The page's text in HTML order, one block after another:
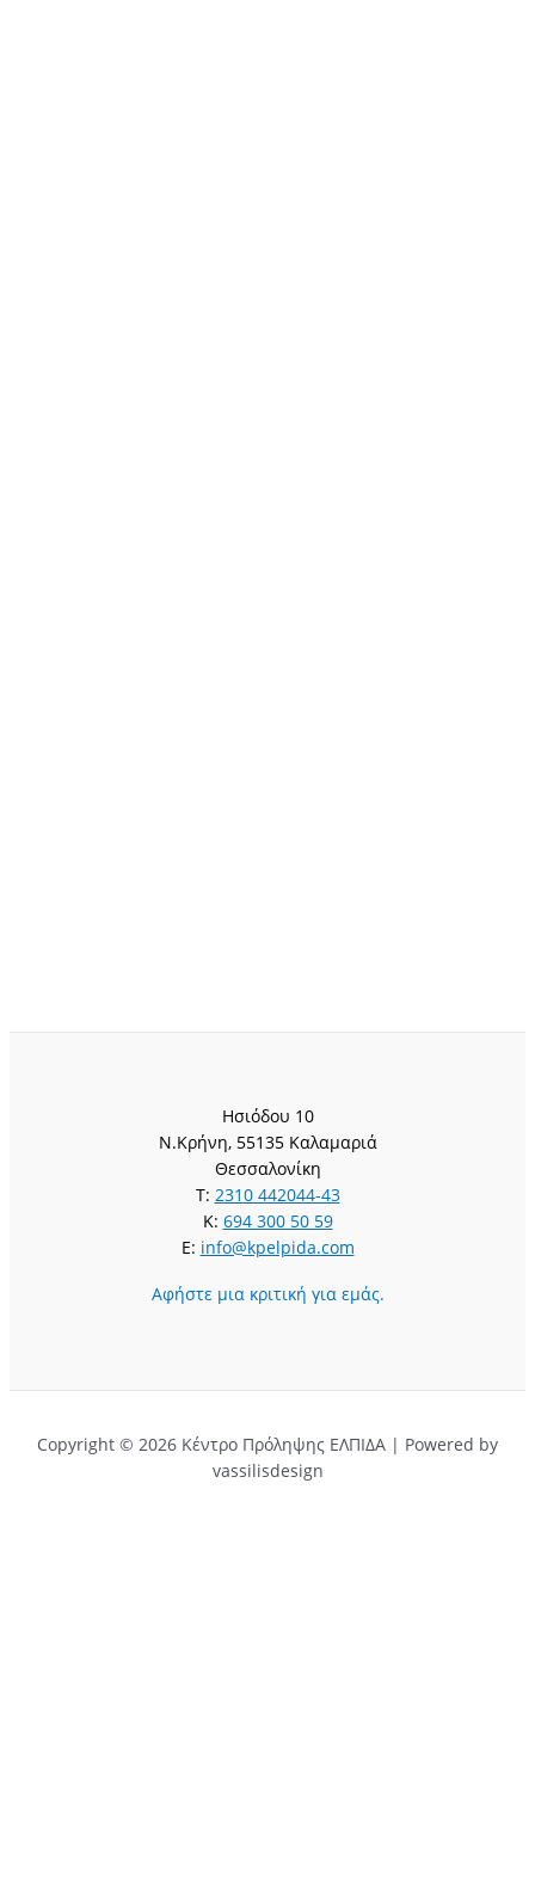
Ησιόδου 10
Ν.Κρήνη, 55135 Καλαμαριά
Θεσσαλονίκη
T: 2310 442044-43
K: 694 300 50 59
E: info@kpelpida.com
Αφήστε μια κριτική για εμάς.
Copyright © 2026 Κέντρο Πρόληψης ΕΛΠΙΔΑ | Powered by
vassilisdesign